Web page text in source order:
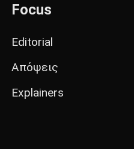
Focus
Editorial
Απόψεις
Explainers